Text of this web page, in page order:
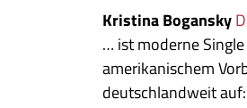
Kristina Bogansky
… ist moderne
amerikanischem
deutschlandweit